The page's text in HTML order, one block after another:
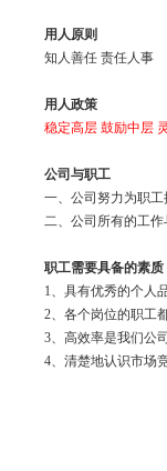
用人原则
知人善任 责任人事
用人政策
稳定高层 鼓励中层
公司与职工
一、公司努力为职
二、公司所有的工
职工需要具备的素质
1、具有优秀的个人
2、各个岗位的职工
3、高效率是我们公
4、清楚地认识市场